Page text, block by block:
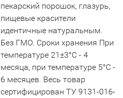
пекарский порошок, глазурь,
пищевые красители
идентичные натуральным.
Без ГМО. Сроки хранения При
температуре 21±3°С - 4
месяца, при температуре 5°С -
6 месяцев. Весь товар
сертифицирован ТУ 9131-016-